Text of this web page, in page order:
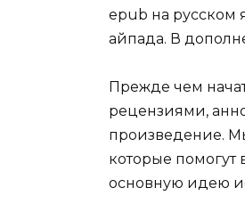
epub на русском
айпада. В
Прежде чем
рецензиями,
произведение.
которые помогут
основную идею